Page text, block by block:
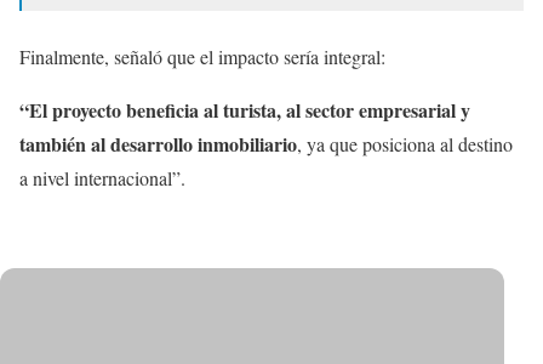
Finalmente, señaló que el impacto sería integral:
“El proyecto beneficia al turista, al sector empresarial y
también al desarrollo inmobiliario, ya que posiciona al destino
a nivel internacional”.